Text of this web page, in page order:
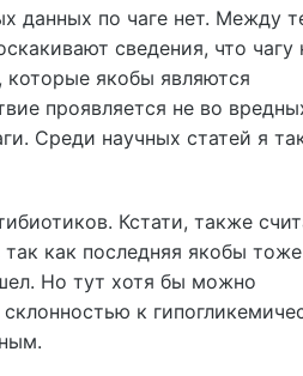
данных по чаге нет. Между
сведения, что чагу
которые якобы являются
проявляется не во
Среди научных статей я
Кстати, также
как последняя якобы
Но тут хотя бы можно
к